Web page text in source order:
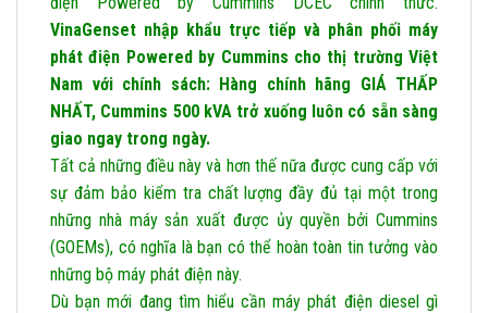
VinaGenset nhập khẩu trực tiếp và phân phối máy
phát điện Powered by Cummins cho thị trường Việt
Nam với chính sách: Hàng chính hãng GIÁ THẤP
NHẤT, Cummins 500 kVA trở xuống luôn có sẵn sàng
giao ngay trong ngày.
Tất cả những điều này và hơn thế nữa được cung cấp với
sự đảm bảo kiểm tra chất lượng đầy đủ tại một trong
những nhà máy sản xuất được ủy quyền bởi Cummins
(GOEMs), có nghĩa là bạn có thể hoàn toàn tin tưởng vào
những bộ máy phát điện này.
Dù bạn mới đang tìm hiểu cần máy phát điện diesel gì